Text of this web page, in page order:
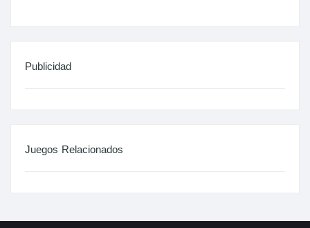
Publicidad
Juegos Relacionados